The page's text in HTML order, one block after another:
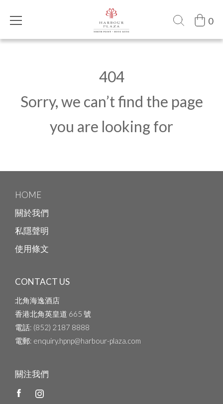
0
404
Sorry, we can’t find the page
you are looking for
HOME
關於我們
私隱聲明
使用條文
CONTACT US
北角海逸酒店
香港北角英皇道 665 號
電話: (852) 2187 8888
電郵: enquiry.hpnp@harbour-plaza.com
關注我們